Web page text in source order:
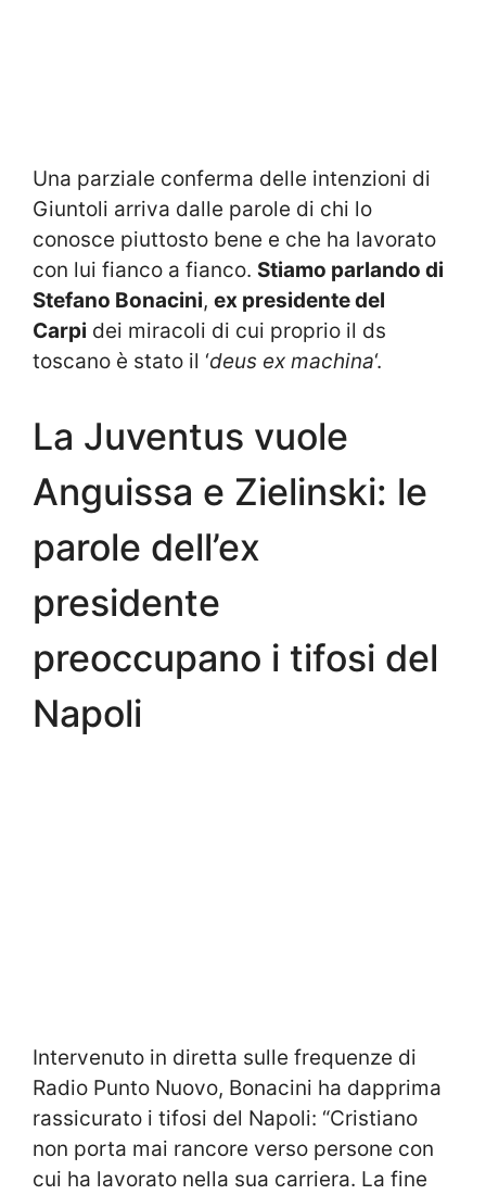
Una parziale conferma delle intenzioni di
Giuntoli arriva dalle parole di chi lo
conosce piuttosto bene e che ha lavorato
con lui fianco a fianco. Stiamo parlando di
Stefano Bonacini, ex presidente del
Carpi dei miracoli di cui proprio il ds
toscano è stato il ‘deus ex machina‘.
La Juventus vuole
Anguissa e Zielinski: le
parole dell’ex
presidente
preoccupano i tifosi del
Napoli
Intervenuto in diretta sulle frequenze di
Radio Punto Nuovo, Bonacini ha dapprima
rassicurato i tifosi del Napoli: “Cristiano
non porta mai rancore verso persone con
cui ha lavorato nella sua carriera. La fine